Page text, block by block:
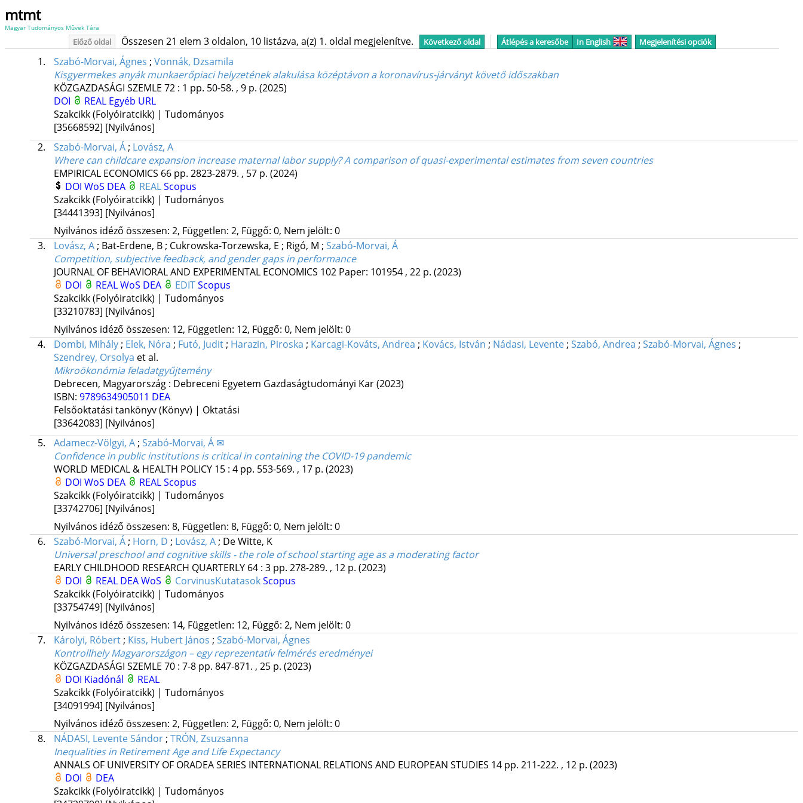
mtmt
Magyar Tudományos Művek Tára
Előző oldal Összesen 21 elem 3 oldalon, 10 listázva, a(z) 1. oldal megjelenítve. Következő oldal Átlépés a keresőbe In English Megjelenítési opciók
1. Szabó-Morvai, Ágnes ; Vonnák, Dzsamila
Kisgyermekes anyák munkaerőpiaci helyzetének alakulása középtávon a koronavírus-járványt követő időszakban
KÖZGAZDASÁGI SZEMLE 72: 1 pp. 50-58. , 9 p. (2025)
DOI
REAL Egyéb URL
Szakcikk (Folyóiratcikk) | Tudományos
[35668592] [Nyilvános]
2.
Szabó-Morvai, Á; Lovász, A
Where can childcare expansion increase maternal labor supply? A comparison of quasi-experimental estimates from seven countries
EMPIRICAL ECONOMICS 66 pp. 2823-2879. , 57 p. (2024)
DOI WoS DEA REALScopus
Szakcikk (Folyóiratcikk) | Tudományos
[34441393] [Nyilvános]
Nyilvános idéző összesen: 2, Független: 2, Függő: 0, Nem jelölt: 0
3.
Lovász, A; Bat-Erdene, B; Cukrowska-Torzewska, E ; Rigó, M ; Szabó-Morvai, Á
Competition, subjective feedback, and gender gaps in performance
JOURNAL OF BEHAVIORAL AND EXPERIMENTAL ECONOMICS 102 Paper: 101954 , 22 p. (2023)
DOI
REALWoS DEA EDITScopus
Szakcikk (Folyóiratcikk) | Tudományos
[33210783] [Nyilvános]
Nyilvános idéző összesen: 12, Független: 12, Függő: 0, Nem jelölt: 0
4.
Dombi, Mihály; Elek, Nóra ; Futó, Judit; Harazin, Piroska ; Karcagi-Kováts, Andrea ; Kovács, István ; Nádasi, Levente; Szabó, Andrea ; Szabó-Morvai, Ágnes ;
Szendrey, Orsolya et al.
Mikroökonómia feladatgyűjtemény
Debrecen, Magyarország : Debreceni Egyetem Gazdaságtudományi Kar(2023)
ISBN: 9789634905011 DEA
Felsőoktatási tankönyv (Könyv) | Oktatási
[33642083] [Nyilvános]
5.
Adamecz-Völgyi, A; Szabó-Morvai, Á ✉
Confidence in public institutions is critical in containing the COVID-19 pandemic
WORLD MEDICAL & HEALTH POLICY 15: 4 pp. 553-569. , 17 p. (2023)
DOI WoS DEA REALScopus
Szakcikk (Folyóiratcikk) | Tudományos
[33742706] [Nyilvános]
Nyilvános idéző összesen: 8, Független: 8, Függő: 0, Nem jelölt: 0
6.
Szabó-Morvai, Á; Horn, D ; Lovász, A; De Witte, K
Universal preschool and cognitive skills - the role of school starting age as a moderating factor
EARLY CHILDHOOD RESEARCH QUARTERLY 64: 3 pp. 278-289. , 12 p. (2023)
DOI
REAL DEAWoS CorvinusKutatasokScopus
Szakcikk (Folyóiratcikk) | Tudományos
[33754749] [Nyilvános]
Nyilvános idéző összesen: 14, Független: 12, Függő: 2, Nem jelölt: 0
7.
Károlyi, Róbert; Kiss, Hubert János ; Szabó-Morvai, Ágnes
Kontrollhely Magyarországon – egy reprezentatív felmérés eredményei
KÖZGAZDASÁGI SZEMLE 70: 7-8 pp. 847-871. , 25 p. (2023)
DOI Kiadónál
REAL
Szakcikk (Folyóiratcikk) | Tudományos
[34091994] [Nyilvános]
Nyilvános idéző összesen: 2, Független: 2, Függő: 0, Nem jelölt: 0
8.
NÁDASI, Levente Sándor; TRÓN, Zsuzsanna
Inequalities in Retirement Age and Life Expectancy
ANNALS OF UNIVERSITY OF ORADEA SERIES INTERNATIONAL RELATIONS AND EUROPEAN STUDIES 14 pp. 211-222. , 12 p. (2023)
DOI
DEA
Szakcikk (Folyóiratcikk) | Tudományos